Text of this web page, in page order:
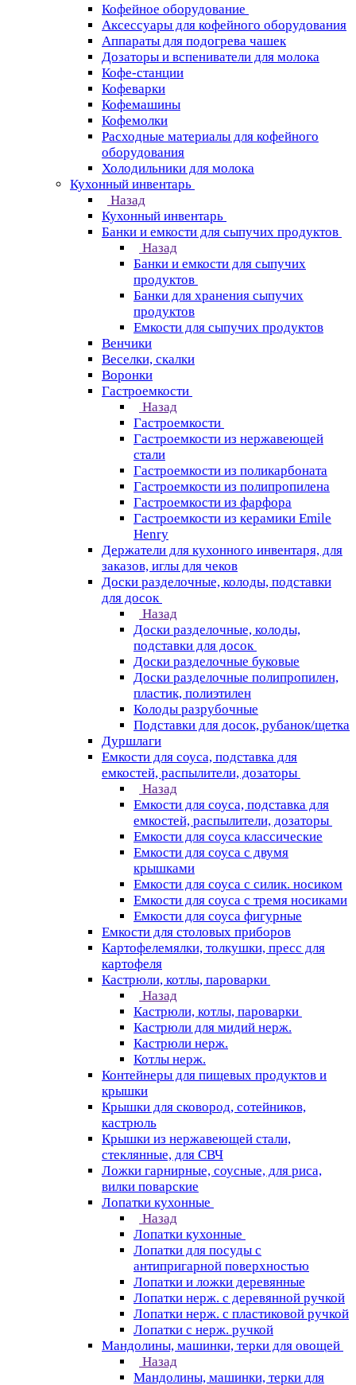
Кофейное оборудование
Аксессуары для кофейного оборудования
Аппараты для подогрева чашек
Дозаторы и вспениватели для молока
Кофе-станции
Кофеварки
Кофемашины
Кофемолки
Расходные материалы для кофейного
оборудования
Холодильники для молока
Кухонный инвентарь
Назад
Кухонный инвентарь
Банки и емкости для сыпучих продуктов
Назад
Банки и емкости для сыпучих
продуктов
Банки для хранения сыпучих
продуктов
Емкости для сыпучих продуктов
Венчики
Веселки, скалки
Воронки
Гастроемкости
Назад
Гастроемкости
Гастроемкости из нержавеющей
стали
Гастроемкости из поликарбоната
Гастроемкости из полипропилена
Гастроемкости из фарфора
Гастроемкости из керамики Emile
Henry
Держатели для кухонного инвентаря, для
заказов, иглы для чеков
Доски разделочные, колоды, подставки
для досок
Назад
Доски разделочные, колоды,
подставки для досок
Доски разделочные буковые
Доски разделочные полипропилен,
пластик, полиэтилен
Колоды разрубочные
Подставки для досок, рубанок/щетка
Дуршлаги
Емкости для соуса, подставка для
емкостей, распылители, дозаторы
Назад
Емкости для соуса, подставка для
емкостей, распылители, дозаторы
Емкости для соуса классические
Емкости для соуса с двумя
крышками
Емкости для соуса с силик. носиком
Емкости для соуса с тремя носиками
Емкости для соуса фигурные
Емкости для столовых приборов
Картофелемялки, толкушки, пресс для
картофеля
Кастрюли, котлы, пароварки
Назад
Кастрюли, котлы, пароварки
Кастрюли для мидий нерж.
Кастрюли нерж.
Котлы нерж.
Контейнеры для пищевых продуктов и
крышки
Крышки для сковород, сотейников,
кастрюль
Крышки из нержавеющей стали,
стеклянные, для СВЧ
Ложки гарнирные, соусные, для риса,
вилки поварские
Лопатки кухонные
Назад
Лопатки кухонные
Лопатки для посуды с
антипригарной поверхностью
Лопатки и ложки деревянные
Лопатки нерж. с деревянной ручкой
Лопатки нерж. с пластиковой ручкой
Лопатки с нерж. ручкой
Мандолины, машинки, терки для овощей
Назад
Мандолины, машинки, терки для